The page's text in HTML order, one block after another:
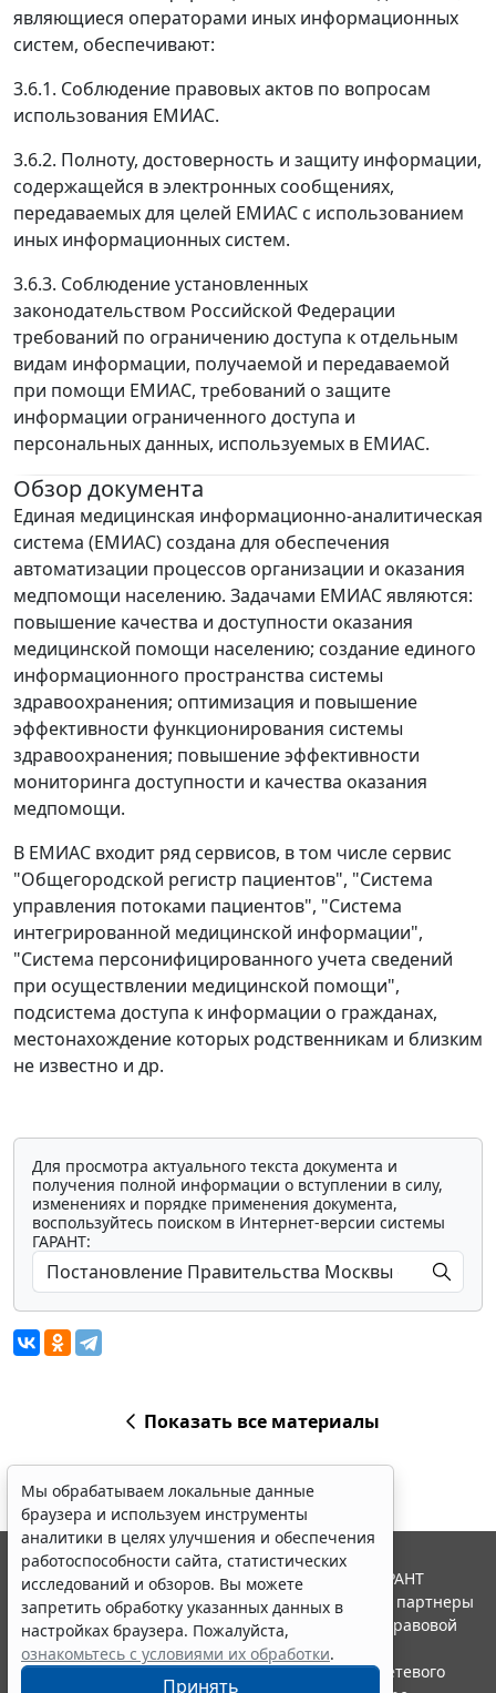
являющиеся операторами иных информационных
систем, обеспечивают:
3.6.1. Соблюдение правовых актов по вопросам
использования ЕМИАС.
3.6.2. Полноту, достоверность и защиту информации,
содержащейся в электронных сообщениях,
передаваемых для целей ЕМИАС с использованием
иных информационных систем.
3.6.3. Соблюдение установленных
законодательством Российской Федерации
требований по ограничению доступа к отдельным
видам информации, получаемой и передаваемой
при помощи ЕМИАС, требований о защите
информации ограниченного доступа и
персональных данных, используемых в ЕМИАС.
Обзор документа
Единая медицинская информационно-аналитическая
система (ЕМИАС) создана для обеспечения
автоматизации процессов организации и оказания
медпомощи населению. Задачами ЕМИАС являются:
повышение качества и доступности оказания
медицинской помощи населению; создание единого
информационного пространства системы
здравоохранения; оптимизация и повышение
эффективности функционирования системы
здравоохранения; повышение эффективности
мониторинга доступности и качества оказания
медпомощи.
В ЕМИАС входит ряд сервисов, в том числе сервис
"Общегородской регистр пациентов", "Система
управления потоками пациентов", "Система
интегрированной медицинской информации",
"Система персонифицированного учета сведений
при осуществлении медицинской помощи",
подсистема доступа к информации о гражданах,
местонахождение которых родственникам и близким
не известно и др.
Для просмотра актуального текста документа и
получения полной информации о вступлении в силу,
изменениях и порядке применения документа,
воспользуйтесь поиском в Интернет-версии системы
ГАРАНТ:
Показать все материалы
Мы обрабатываем локальные данные
браузера и используем инструменты
аналитики в целях улучшения и обеспечения
работоспособности сайта, статистических
исследований и обзоров. Вы можете
запретить обработку указанных данных в
настройках браузера. Пожалуйста,
ознакомьтесь с условиями их обработки.
Принять
© ООО "НПП "ГАРАНТ-СЕРВИС", 2026. Система ГАРАНТ
выпускается с 1990 года. Компания "Гарант" и ее партнеры
являются участниками Российской ассоциации правовой
информации ГАРАНТ.
Портал ГАРАНТ.РУ зарегистрирован в качестве сетевого